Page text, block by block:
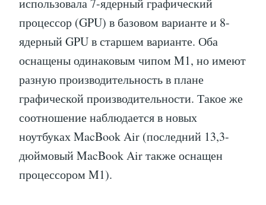
использовала 7-ядерный графический
процессор (GPU) в базовом варианте и 8-
ядерный GPU в старшем варианте. Оба
оснащены одинаковым чипом M1, но имеют
разную производительность в плане
графической производительности. Такое же
соотношение наблюдается в новых
ноутбуках MacBook Air (последний 13,3-
дюймовый MacBook Air также оснащен
процессором M1).